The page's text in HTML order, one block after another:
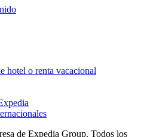
hotel o renta vacacional
de Expedia Group. Todos los